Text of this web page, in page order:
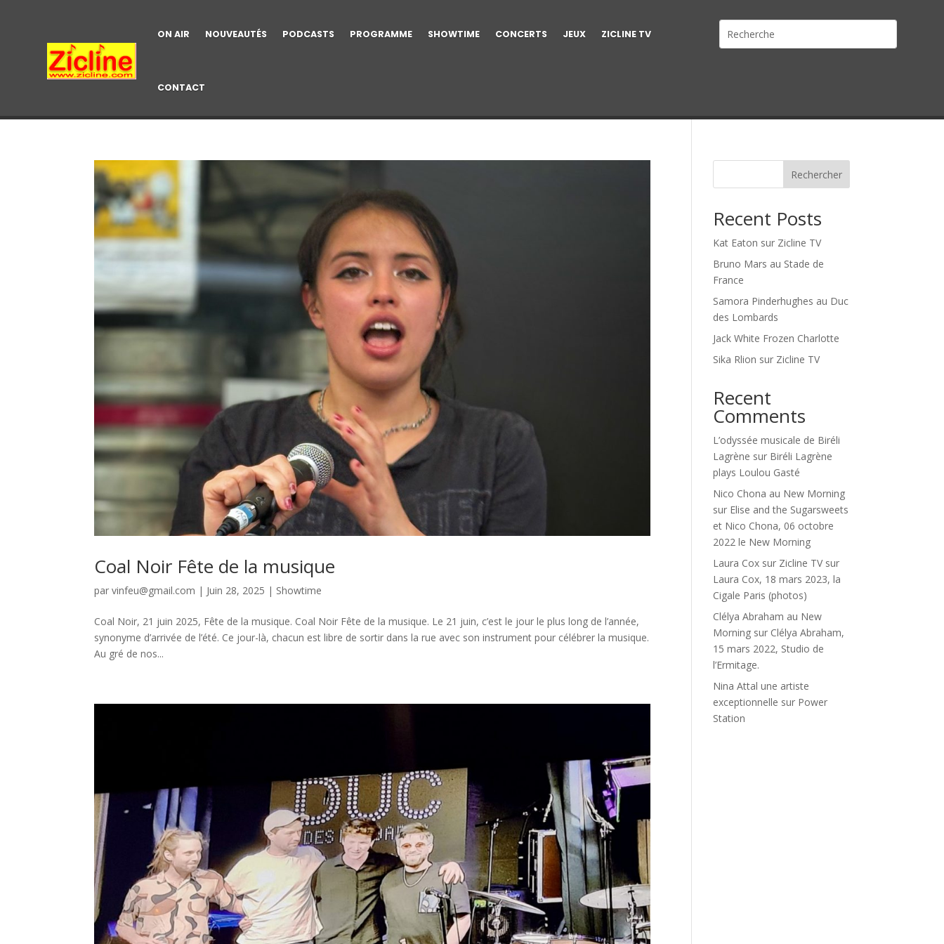
ON AIR NOUVEAUTÉS PODCASTS PROGRAMME SHOWTIME CONCERTS JEUX ZICLINE TV
CONTACT
Coal Noir Fête de la musique
parvinfeu@gmail.com | Juin 28, 2025 | Showtime
Coal Noir, 21 juin 2025, Fête de la musique. Coal Noir Fête de la musique. Le 21 juin, c’est le jour le plus long de l’année,
synonyme d’arrivée de l’été. Ce jour-là, chacun est libre de sortir dans la rue avec son instrument pour célébrer la musique.
Au gré de nos...
Rechercher
Recent Posts
Kat Eaton sur Zicline TV
Bruno Mars au Stade de
France
Samora Pinderhughes au Duc
des Lombards
Jack White Frozen Charlotte
Sika Rlion sur Zicline TV
Recent
Comments
L’odyssée musicale de Biréli
Lagrène sur Biréli Lagrène
plays Loulou Gasté
Nico Chona au New Morning
sur Elise and the Sugarsweets
et Nico Chona, 06 octobre
2022 le New Morning
Laura Cox sur Zicline TVsur
Laura Cox, 18 mars 2023, la
Cigale Paris (photos)
Clélya Abraham au New
Morning sur Clélya Abraham,
15 mars 2022, Studio de
l’Ermitage.
Nina Attal une artiste
exceptionnelle sur Power
Station